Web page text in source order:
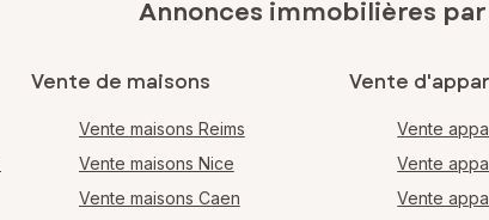
Annonces immobilières
Vente de maisons
Vente maisons Reims
Vente maisons Nice
Vente maisons Caen
Vente
Vente
Vente
Vente